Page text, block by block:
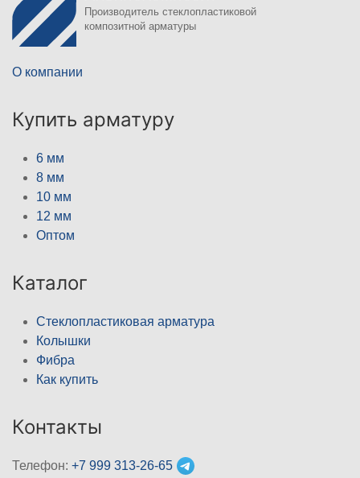
Производитель стеклопластиковой
композитной арматуры
О компании
Купить арматуру
6 мм
8 мм
10 мм
12 мм
Оптом
Каталог
Стеклопластиковая арматура
Колышки
Фибра
Как купить
Контакты
Телефон: +7 999 313-26-65